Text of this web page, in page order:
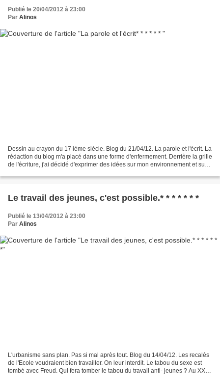
Publié le 20/04/2012 à 23:00
Par Alinos
Dessin au crayon du 17 ième siècle. Blog du 21/04/12. La parole et l'écrit. La
rédaction du blog m'a placé dans une forme d'enfermement. Derrière la grille
de l'écriture, j'ai décidé d'exprimer des idées sur mon environnement et sur
Le travail des jeunes, c'est possible.* * * * * * *
Publié le 13/04/2012 à 23:00
Par Alinos
L'urbanisme sans plan. Pas si mal après tout. Blog du 14/04/12. Les recalés
de l'Ecole voudraient bien travailler. On leur interdit. Le tabou du sexe est
tombé avec Freud. Qui fera tomber le tabou du travail anti- jeunes ? Au XXI